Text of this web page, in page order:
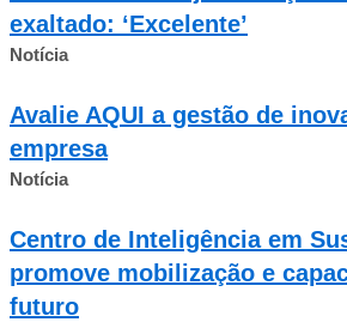
exaltado: ‘Excelente’
Notícia
Avalie AQUI a gestão de
empresa
Notícia
Centro de Inteligência em
promove mobilização e
futuro